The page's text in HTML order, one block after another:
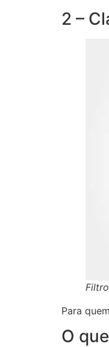
2 –
Para
O